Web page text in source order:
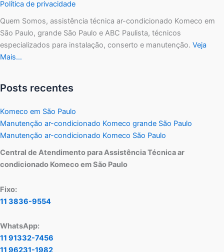
Política de privacidade
Quem Somos, assistência técnica ar-condicionado Komeco em
São Paulo, grande São Paulo e ABC Paulista, técnicos
especializados para instalação, conserto e manutenção. Veja
Mais…
Posts recentes
Komeco em São Paulo
Manutenção ar-condicionado Komeco grande São Paulo
Manutenção ar-condicionado Komeco São Paulo
Central de Atendimento para Assistência Técnica ar
condicionado Komeco em São Paulo
Fixo:
11 3836-9554
WhatsApp:
11 91332-7456